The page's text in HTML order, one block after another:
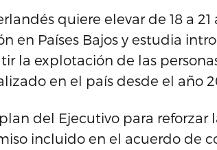
quiere elevar de 18 a
en Países Bajos y estudia
la explotación de las
en el país desde el año
del Ejecutivo para reforzar
incluido en el acuerdo de